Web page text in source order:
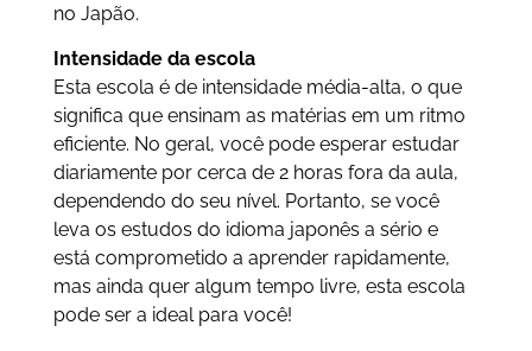
no Japão.
Intensidade da escola
Esta escola é de intensidade média-alta, o que
significa que ensinam as matérias em um ritmo
eficiente. No geral, você pode esperar estudar
diariamente por cerca de 2 horas fora da aula,
dependendo do seu nível. Portanto, se você
leva os estudos do idioma japonês a sério e
está comprometido a aprender rapidamente,
mas ainda quer algum tempo livre, esta escola
pode ser a ideal para você!